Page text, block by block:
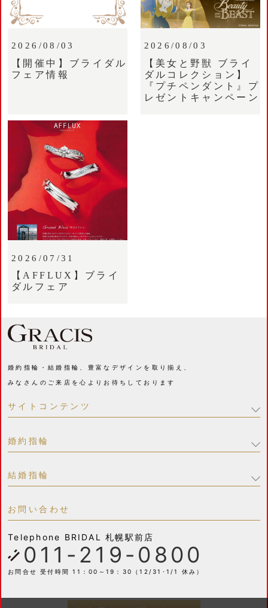
2026/08/03
【開催中】ブライダル
フェア情報
2026/08/03
【美女と野獣 ブライ
ダルコレクション】
『プチペンダント』プ
レゼントキャンペーン
2026/07/31
【AFFLUX】ブライ
ダルフェア
婚約指輪・結婚指輪、豊富なデザインを取り揃え、
みなさんのご来店を心よりお待ちしております
サイトコンテンツ
婚約指輪
結婚指輪
お問い合わせ
Telephone BRIDAL 札幌駅前店
011-219-0800
お問合せ 受付時間 11：00～19：30（12/31･1/1 休み）